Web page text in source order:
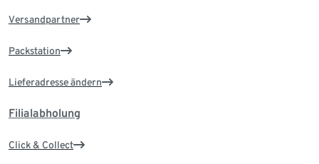
Versandpartner
Packstation
Lieferadresse ändern
Filialabholung
Click & Collect